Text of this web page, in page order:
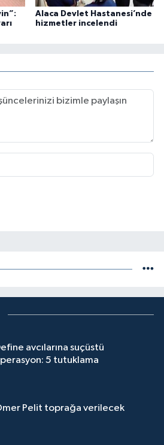
Alaca Devlet Hastanesi’nde
hizmetler incelendi
avcılarına suçüstü
5 tutuklama
Pelit toprağa verilecek